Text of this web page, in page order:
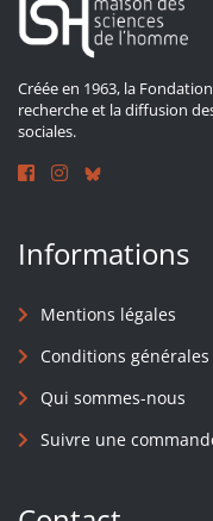
Créée en 1963, la
recherche et la diffusion
sociales.
Informations
Mentions légales
Conditions
Qui sommes-nous
Suivre une